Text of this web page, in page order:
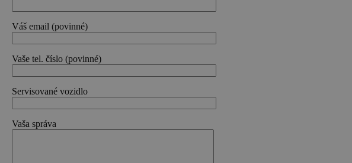
Váš email (povinné)
Vaše tel. číslo (povinné)
Servisované vozidlo
Vaša správa